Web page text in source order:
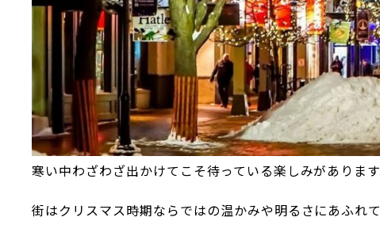
寒い中わざわざ出かけてこそ待っている楽しみがあります
街はクリスマス時期ならではの温かみや明るさにあふれて